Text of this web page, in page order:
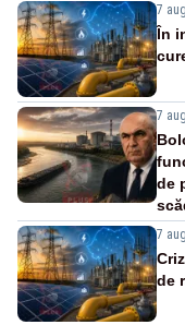
7
În
7
de
7
de